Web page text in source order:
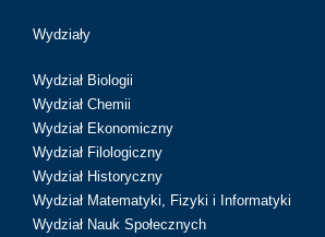
Wydziały
Wydział Biologii
Wydział Chemii
Wydział Ekonomiczny
Wydział Filologiczny
Wydział Historyczny
Wydział Matematyki, Fizyki i Informatyki
Wydział Nauk Społecznych